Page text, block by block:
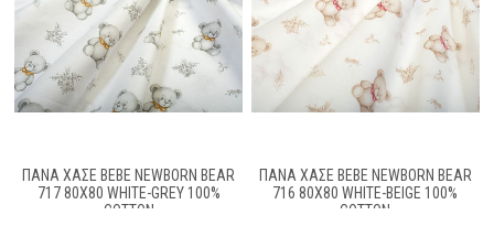
ΠΆΝΑ ΧΑΣΈ BEBE NEWBORN BEAR
717 80X80 WHITE-GREY 100%
COTTON
ΠΆΝΑ ΧΑΣΈ BEBE NEWBORN BEAR
716 80X80 WHITE-BEIGE 100%
COTTON